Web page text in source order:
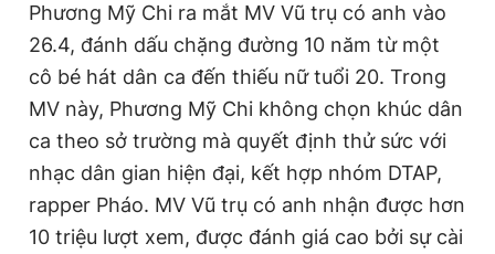
Phương Mỹ Chi ra mắt MV Vũ trụ có anh vào
26.4, đánh dấu chặng đường 10 năm từ một
cô bé hát dân ca đến thiếu nữ tuổi 20. Trong
MV này, Phương Mỹ Chi không chọn khúc dân
ca theo sở trường mà quyết định thử sức với
nhạc dân gian hiện đại, kết hợp nhóm DTAP,
rapper Pháo. MV Vũ trụ có anh nhận được hơn
10 triệu lượt xem, được đánh giá cao bởi sự cài